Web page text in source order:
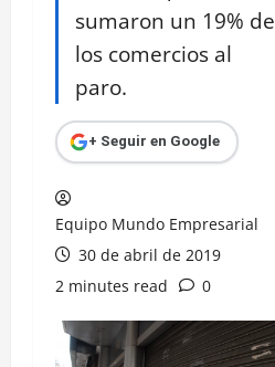
sumaron un 19% de
los comercios al
paro.
+ Seguir en Google
Equipo Mundo Empresarial
30 de abril de 2019
2 minutes read
0